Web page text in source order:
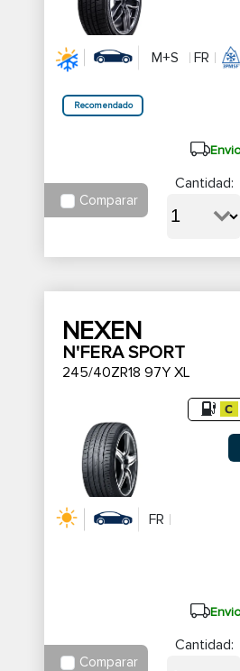
M+S FR
Recomendado
Comparar
Cantidad:
NEXEN
N'FERA SPORT
245/40ZR18 97Y XL
FR
Comparar
Cantidad: